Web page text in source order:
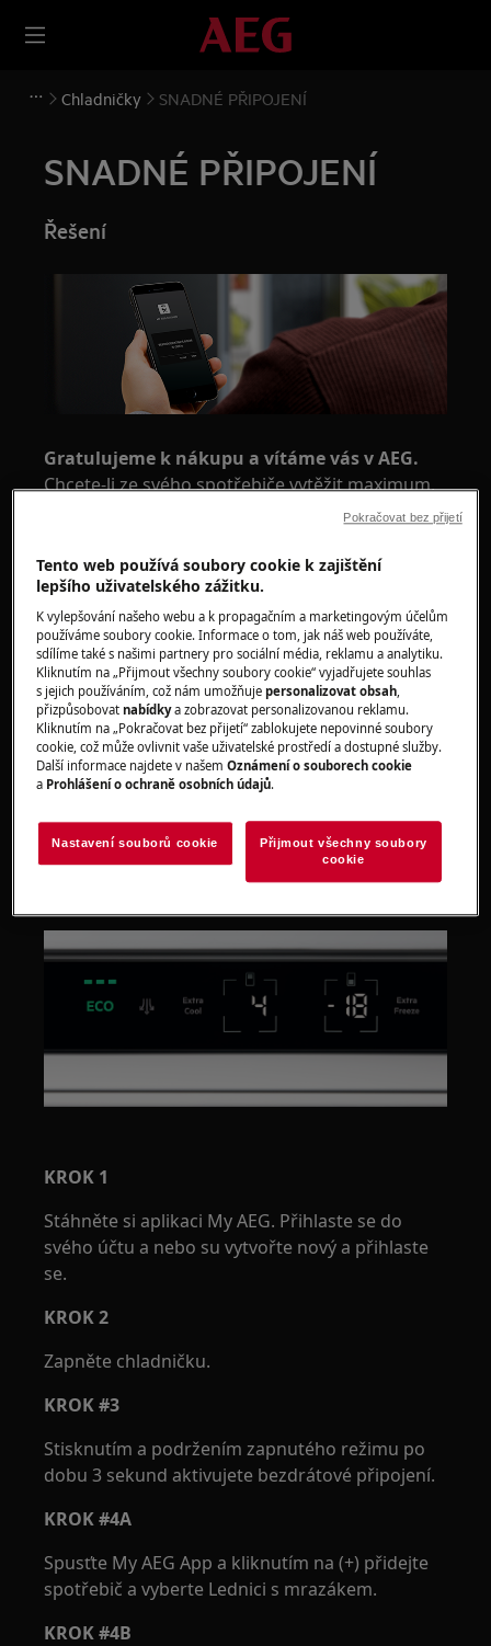
Chladničky SNADNÉ PŘIPOJENÍ
SNADNÉ PŘIPOJENÍ
Řešení
Gratulujeme k nákupu a vítáme vás v AEG.
Chcete-li ze svého spotřebiče vytěžit maximum,
jednoduše se připojte k aplikaci My AEG. která
chladničky. Zabere to pouze několik minut, když
budete postupovat podle jednoduchých kroků
níže.
KROK 1
Stáhněte si aplikaci My AEG. Přihlaste se do
svého účtu a nebo su vytvořte nový a přihlaste
se.
KROK 2
Zapněte chladničku.
KROK #3
Stisknutím a podržením zapnutého režimu po
dobu 3 sekund aktivujete bezdrátové připojení.
KROK #4A
Spusťte My AEG App a kliknutím na (+) přidejte
spotřebič a vyberte Lednici s mrazákem.
KROK #4B
Tento web používá soubory cookie k zajištění
lepšího uživatelského zážitku.
K vylepšování našeho webu a k propagačním a marketingovým účelům
používáme soubory cookie. Informace o tom, jak náš web používáte,
sdílíme také s našimi partnery pro sociální média, reklamu a analytiku.
Kliknutím na „Přijmout všechny soubory cookie“ vyjadřujete souhlas
s jejich používáním, což nám umožňujepersonalizovat obsah,
přizpůsobovatnabídkya zobrazovat personalizovanou reklamu.
Kliknutím na „Pokračovat bez přijetí“ zablokujete nepovinné soubory
cookie, což může ovlivnit vaše uživatelské prostředí a dostupné služby.
Další informace najdete v našemOznámení o souborech cookie
a Prohlášení o ochraně osobních údajů.
Nastavení souborů cookie
Přijmout všechny soubory
cookie
Pokračovat bez přijetí